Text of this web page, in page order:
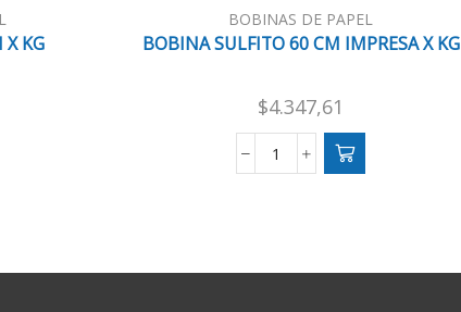
X KG
BOBINAS DE PAPEL
BOBINA SULFITO 60 CM IMPRESA X KG
$4.347,61
BOBINA
X